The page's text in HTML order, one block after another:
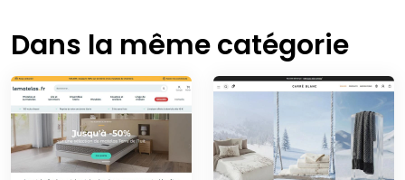
Dans la même catégorie